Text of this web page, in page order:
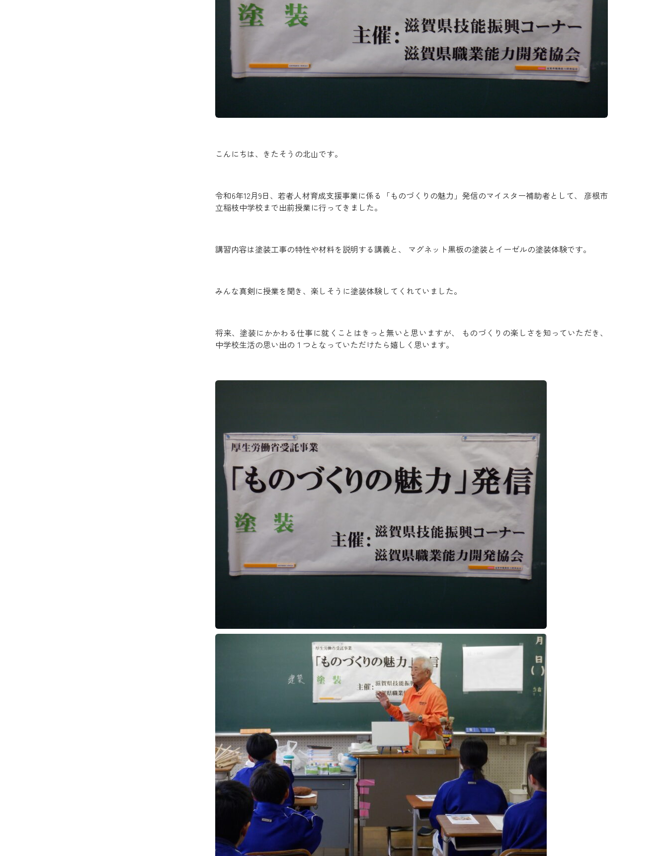
こんにちは、きたそうの北山です。
令和6年12月9日、若者人材育成支援事業に係る「ものづくりの魅力」発信のマイスター補助者として、 彦根市
立稲枝中学校まで出前授業に行ってきました。
講習内容は塗装工事の特性や材料を説明する講義と、 マグネット黒板の塗装とイーゼルの塗装体験です。
みんな真剣に授業を聞き、楽しそうに塗装体験してくれていました。
将来、塗装にかかわる仕事に就くことはきっと無いと思いますが、 ものづくりの楽しさを知っていただき、
中学校生活の思い出の１つとなっていただけたら嬉しく思います。